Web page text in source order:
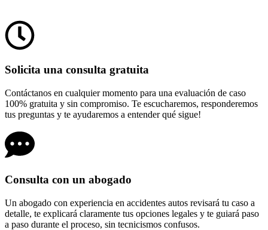
Solicita una consulta gratuita
Contáctanos en cualquier momento para una evaluación de caso
100% gratuita y sin compromiso. Te escucharemos, responderemos
tus preguntas y te ayudaremos a entender qué sigue!
Consulta con un abogado​
Un abogado con experiencia en accidentes autos revisará tu caso a
detalle, te explicará claramente tus opciones legales y te guiará paso
a paso durante el proceso, sin tecnicismos confusos.